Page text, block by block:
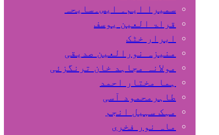
سمیرا ایم۔ ایس۔سایحہ
قراۃ العین یوسف
ابرار خٹک
منیزہ نورالعین صدیقی
مولانہ مجاہد خان ترنگزئی
ہما مختار احمد
طاہرمحمود آسی
مہک سہیل انجم
ماہ نور فخری